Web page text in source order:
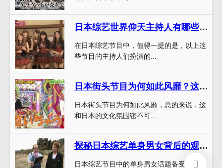
日本综艺世界仰天主持人有哪些热门节目值得一看？
在日本综艺节目中，值得一提的是，以上这
些节目的主持人们扮演的...
日本街头节目为何如此风靡？这个叫什么来着？
日本街头节目为何如此风靡，总的来说，这
和日本的文化氛围密不可...
探秘日本综艺单身男女背后的观众调查与社会现象
日本综艺节目中的单身男女话题备受关注，